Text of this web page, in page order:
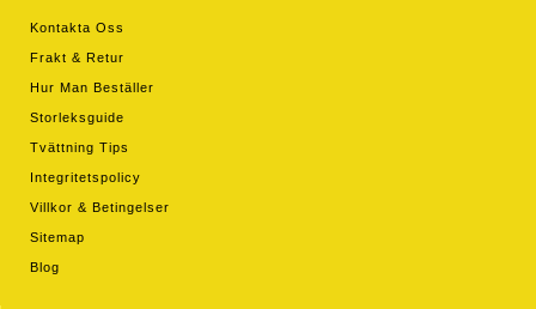
Kontakta Oss
Frakt & Retur
Hur Man Beställer
Storleksguide
Tvättning Tips
Integritetspolicy
Villkor & Betingelser
Sitemap
Blog